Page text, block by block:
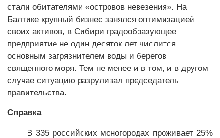
стали обитателями «островов невезения». На
Балтике крупный бизнес занялся оптимизацией
своих активов, в Сибири градообразующее
предприятие не один десяток лет числится
основным загрязнителем воды и берегов
священного моря. Тем не менее и в том, и в другом
случае ситуацию разруливал председатель
правительства.
Справка
В 335 российских моногородах проживает 25%